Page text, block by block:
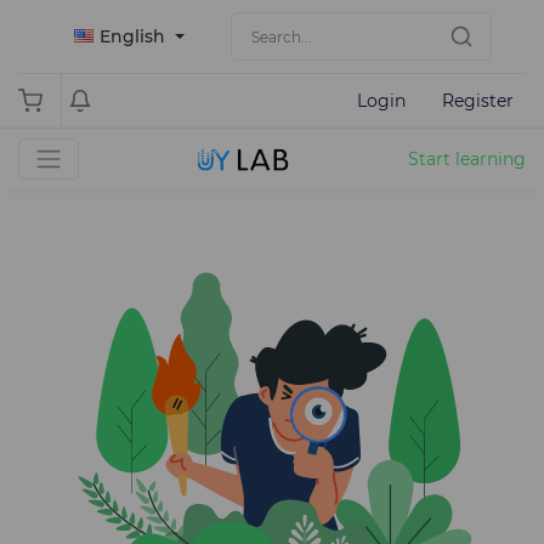
English
Login Register
Start learning